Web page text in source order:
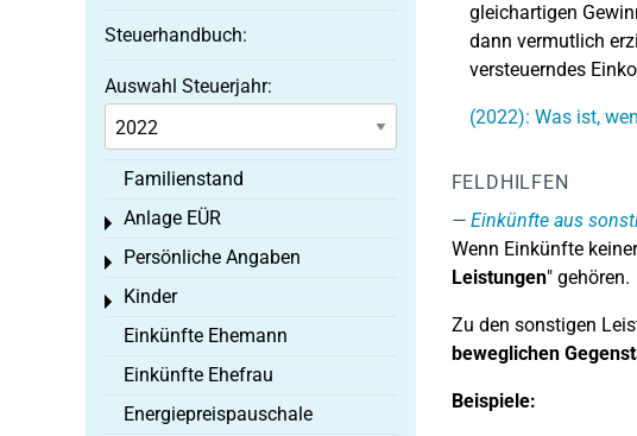
gleichartigen
dann vermutlich
versteuerndes
(2022): Was ist,
FELDHILFEN
Einkünfte aus
Wenn Einkünfte
Leistungen" gehören.
Zu den sonstigen
beweglichen
Beispiele:
Steuerhandbuch:
Auswahl Steuerjahr:
Familienstand
Anlage EÜR
Toggle menu
Persönliche Angaben
Toggle menu
Kinder
Toggle menu
Einkünfte Ehemann
Einkünfte Ehefrau
Energiepreispauschale